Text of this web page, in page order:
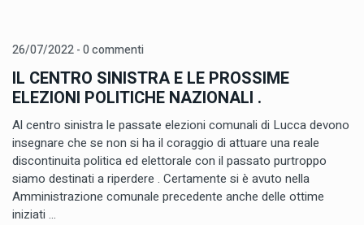
26/07/2022 - 0 commenti
IL CENTRO SINISTRA E LE PROSSIME
ELEZIONI POLITICHE NAZIONALI .
Al centro sinistra le passate elezioni comunali di Lucca devono
insegnare che se non si ha il coraggio di attuare una reale
discontinuita politica ed elettorale con il passato purtroppo
siamo destinati a riperdere . Certamente si è avuto nella
Amministrazione comunale precedente anche delle ottime
iniziati ...